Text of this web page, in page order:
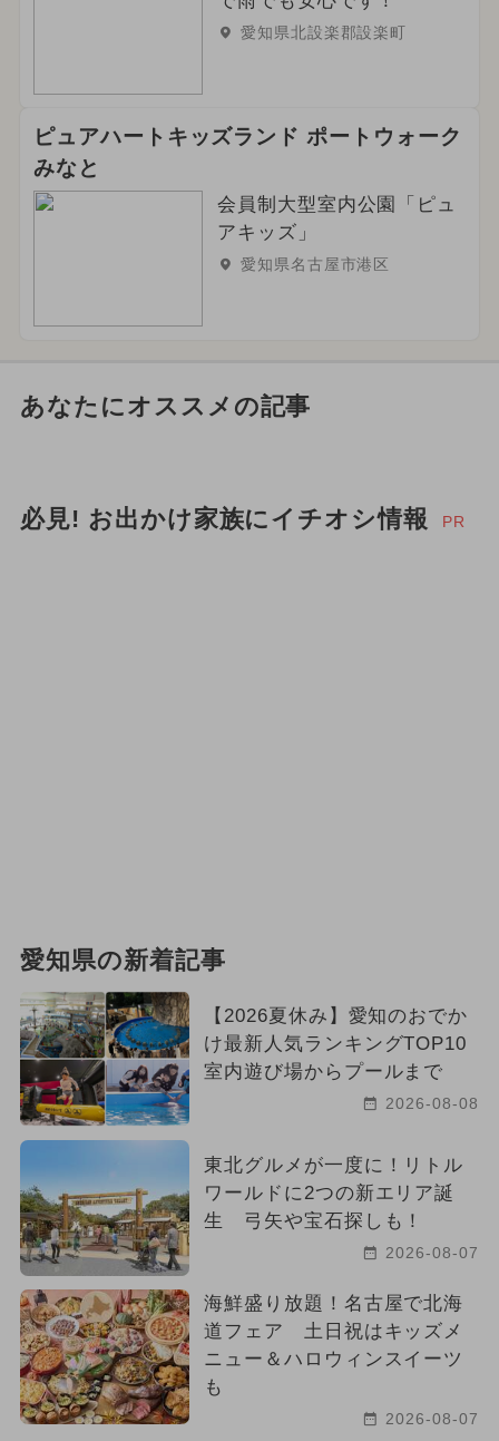
愛知県北設楽郡設楽町
ピュアハートキッズランド ポートウォーク
みなと
会員制大型室内公園「ピュ
アキッズ」
愛知県名古屋市港区
あなたにオススメの記事
必見! お出かけ家族にイチオシ情報 PR
愛知県の新着記事
【2026夏休み】愛知のおでか
け最新人気ランキングTOP10
室内遊び場からプールまで
2026-08-08
東北グルメが一度に！リトル
ワールドに2つの新エリア誕
生 弓矢や宝石探しも！
2026-08-07
海鮮盛り放題！名古屋で北海
道フェア 土日祝はキッズメ
ニュー＆ハロウィンスイーツ
も
2026-08-07